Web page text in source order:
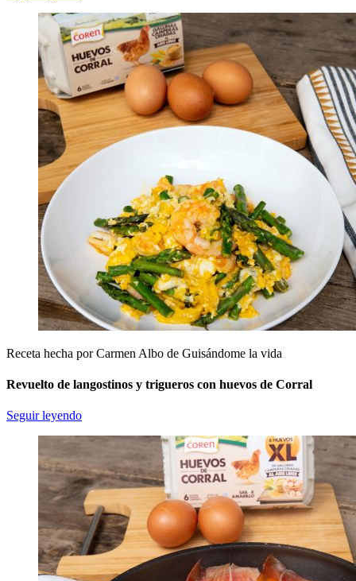
Receta hecha por Carmen Albo de Guisándome la vida
Revuelto de langostinos y trigueros con huevos de Corral
Seguir leyendo